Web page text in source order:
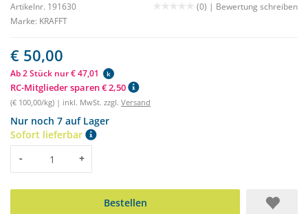
Artikelnr. 191630 (0) | Bewertung schreiben
Marke: KRAFFT
€ 50,00
Ab 2 Stück nur € 47,01 k
RC-Mitglieder sparen € 2,50
(€ 100,00/kg) | inkl. MwSt. zzgl. Versand
Nur noch 7 auf Lager
Sofort lieferbar
Menge
- +
Bestellen